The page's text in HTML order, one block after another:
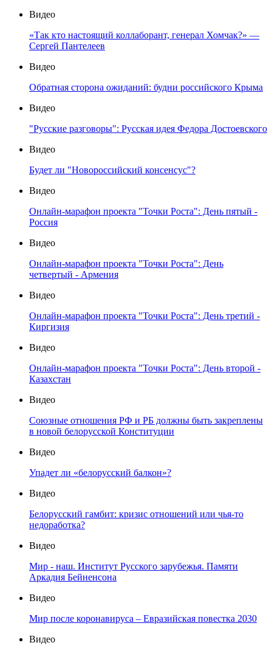
Видео
«Так кто настоящий коллаборант, генерал Хомчак?» —
Сергей Пантелеев
Видео
Обратная сторона ожиданий: будни российского Крыма
Видео
"Русские разговоры": Русская идея Федора Достоевского
Видео
Будет ли "Новороссийский консенсус"?
Видео
Онлайн-марафон проекта "Точки Роста": День пятый -
Россия
Видео
Онлайн-марафон проекта "Точки Роста": День
четвертый - Армения
Видео
Онлайн-марафон проекта "Точки Роста": День третий -
Киргизия
Видео
Онлайн-марафон проекта "Точки Роста": День второй -
Казахстан
Видео
Союзные отношения РФ и РБ должны быть закреплены
в новой белорусской Конституции
Видео
Упадет ли «белорусский балкон»?
Видео
Белорусский гамбит: кризис отношений или чья-то
недоработка?
Видео
Мир - наш. Институт Русского зарубежья. Памяти
Аркадия Бейненсона
Видео
Мир после коронавируса – Евразийская повестка 2030
Видео